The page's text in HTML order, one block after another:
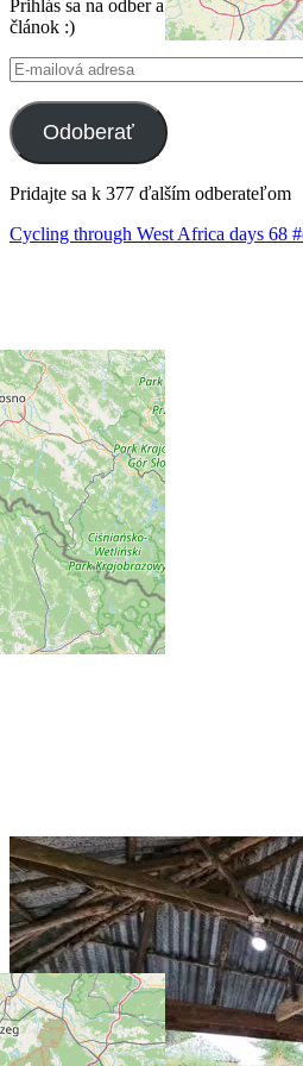
Prihlás sa na odber a poštový holub ti
článok :)
E-
mailová
adresa
Odoberať
Pridajte sa k 377 ďalším odberateľom
Cycling through West Africa days 68